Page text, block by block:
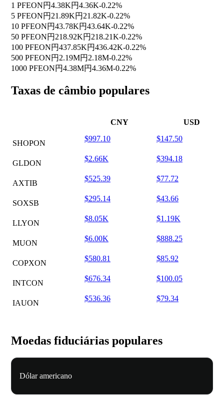
1 PFEON円4.38K円4.36K-0.22%
5 PFEON円21.89K円21.82K-0.22%
10 PFEON円43.78K円43.64K-0.22%
50 PFEON円218.92K円218.21K-0.22%
100 PFEON円437.85K円436.42K-0.22%
500 PFEON円2.19M円2.18M-0.22%
1000 PFEON円4.38M円4.36M-0.22%
Taxas de câmbio populares
CNY USD
SHOPON
$997.10 $147.50
GLDON
$2.66K $394.18
AXTIB
$525.39 $77.72
SOXSB
$295.14 $43.66
LLYON
$8.05K $1.19K
MUON
$6.00K $888.25
COPXON
$580.81 $85.92
INTCON
$676.34 $100.05
IAUON
$536.36 $79.34
Moedas fiduciárias populares
Dólar americano